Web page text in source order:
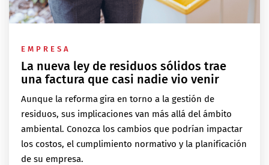
EMPRESA
La nueva ley de residuos sólidos trae
una factura que casi nadie vio venir
Aunque la reforma gira en torno a la gestión de
residuos, sus implicaciones van más allá del ámbito
ambiental. Conozca los cambios que podrían impactar
los costos, el cumplimiento normativo y la planificación
de su empresa.